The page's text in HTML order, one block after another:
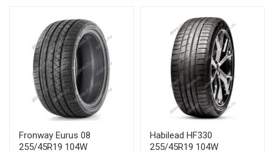
Fronway Eurus 08
255/45R19 104W
Habilead HF330
255/45R19 104W